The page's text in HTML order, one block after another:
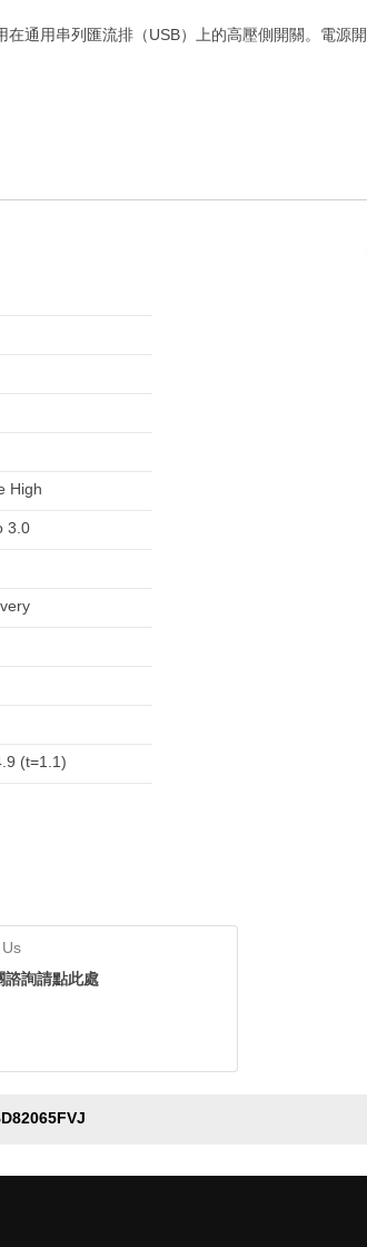
通用串列匯流排（USB）上的高壓側開關。電
High
3.0
(t=1.1)
諮詢請點此處